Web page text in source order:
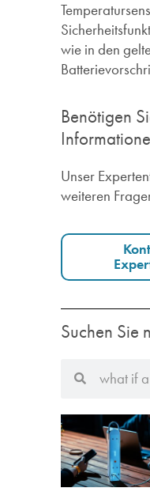
wie in den
Benötigen
Unser
weiteren
Suchen Sie